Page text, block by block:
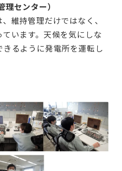
センター）
維持管理だけではなく、
います。天候を気にしな
るように発電所を運転し